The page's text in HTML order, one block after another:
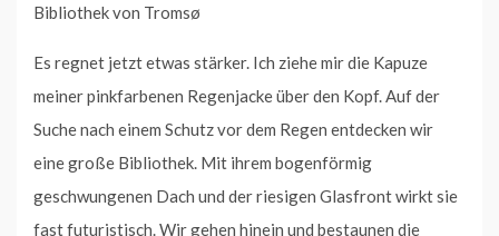
Bibliothek von Tromsø
Es regnet jetzt etwas stärker. Ich ziehe mir die Kapuze
meiner pinkfarbenen Regenjacke über den Kopf. Auf der
Suche nach einem Schutz vor dem Regen entdecken wir
eine große Bibliothek. Mit ihrem bogenförmig
geschwungenen Dach und der riesigen Glasfront wirkt sie
fast futuristisch. Wir gehen hinein und bestaunen die